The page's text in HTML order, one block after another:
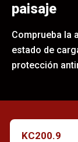
paisaje
Comprueba la
estado de
protección
KC200.9